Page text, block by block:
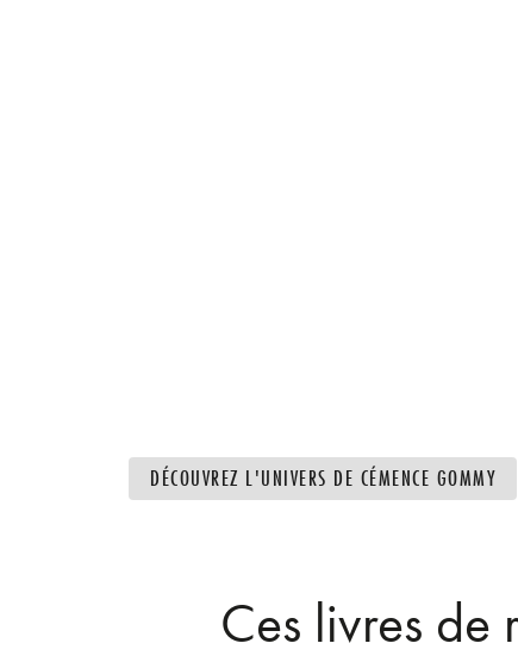
DÉCOUVREZ L'UNIVERS DE CÉMENCE GOMMY
Ces livres de